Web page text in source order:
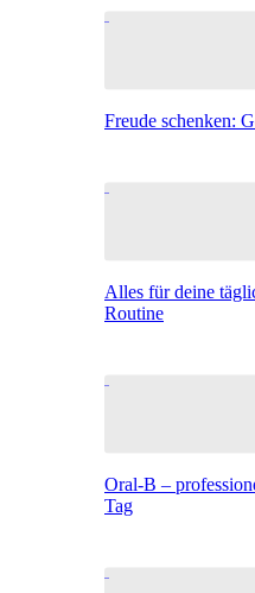
Freude schenken:
Alles für deine
Routine
Oral-B –
Tag